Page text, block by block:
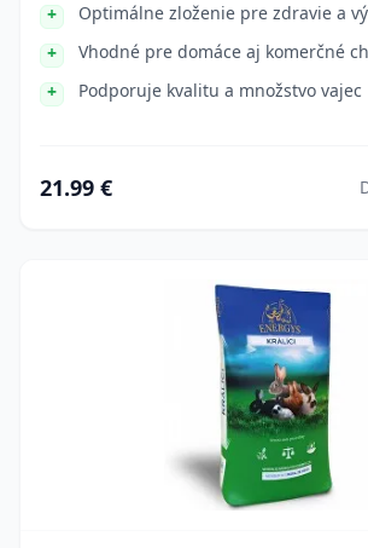
Optimálne zloženie pre zdravie a
Vhodné pre domáce aj komerčné
Podporuje kvalitu a množstvo vajec
21.99 €